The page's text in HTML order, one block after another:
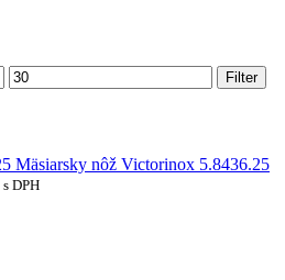
Maximálna
cena
Filter
Victorinox 5.8436.25
s DPH